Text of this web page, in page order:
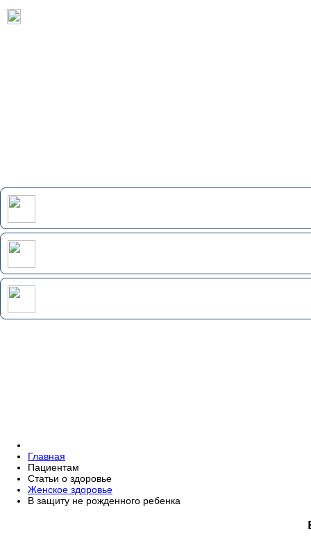
Главная
Пациентам
Статьи о здоровье
Женское здоровье
В защиту не рожденного ребенка